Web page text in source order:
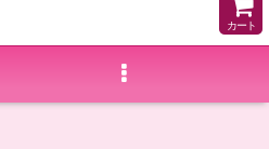
カート